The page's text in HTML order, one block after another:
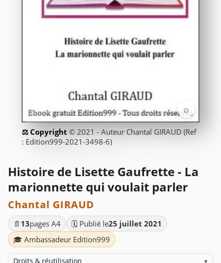
⌕
© 2021 - Auteur Chantal GIRAUD (Ref
: Edition999-2021-3498-6)
Histoire de Lisette Gaufrette - La
marionnette qui voulait parler
Chantal GIRAUD
📄 13pages A4 🗓️ Publié le25 juillet 2021
🎓 Ambassadeur Edition999
Droits & réutilisation ▾